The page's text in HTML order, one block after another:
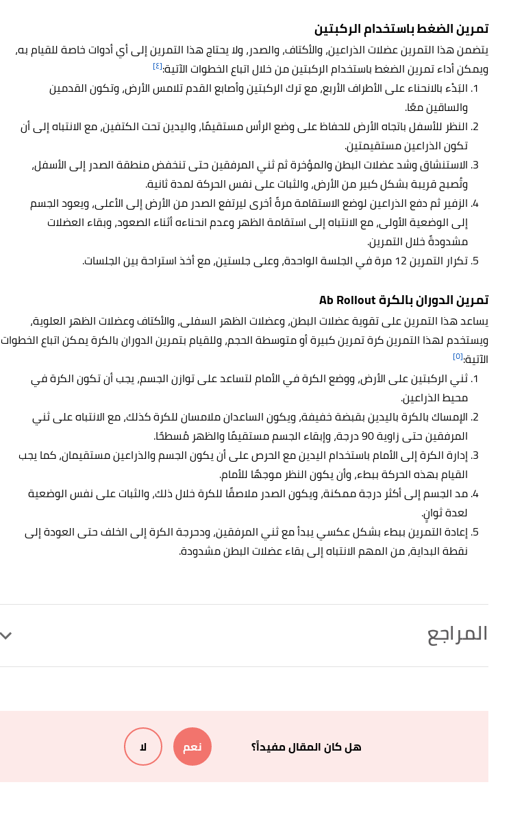
تمرين الضغط باستخدام الركبتين
يتضمن هذا التمرين عضلات الذراعين، والأكتاف، والصدر، ولا يحتاج هذا التمرين إلى أي أدوات خاصة للقيام به،
ويمكن أداء تمرين الضغط باستخدام الركبتين من خلال اتباع الخطوات الآتية:[٤]
البَدْء بالانحناء على الأطراف الأربع، مع ترك الركبتين وأصابع القدم تلامس الأرض، وتكون القدمين
والساقين معًا.
النظر للأسفل باتجاه الأرض للحفاظ على وضع الرأس مستقيمًا، واليدين تحت الكتفين، مع الانتباه إلى أن
تكون الذراعين مستقيمتين.
الاستنشاق وشد عضلات البطن والمؤخرة ثم ثني المرفقين حتى تنخفض منطقة الصدر إلى الأسفل،
وتُصبح قريبة بشكل كبير من الأرض، والثبات على نفس الحركة لمدة ثانية.
الزفير ثم دفع الذراعين لوضع الاستقامة مرةً أخرى ليرتفع الصدر من الأرض إلى الأعلى، ويعود الجسم
إلى الوضعية الأولى، مع الانتباه إلى استقامة الظهر وعدم انحناءه أثناء الصعود، وبقاء العضلات
مشدودةً خلال التمرين.
تكرار التمرين 12 مرة في الجلسة الواحدة، وعلى جلستين، مع أخذ استراحة بين الجلسات.
تمرين الدوران بالكرة Ab Rollout
يساعد هذا التمرين على تقوية عضلات البطن، وعضلات الظهر السفلى، والأكتاف وعضلات الظهر العلوية،
ويستخدم لهذا التمرين كرة تمرين كبيرة أو متوسطة الحجم، وللقيام بتمرين الدوران بالكرة يمكن اتباع الخطوات
الآتية:[٥]
ثني الركبتين على الأرض، ووضع الكرة في الأمام لتساعد على توازن الجسم، يجب أن تكون الكرة في
محيط الذراعين.
الإمساك بالكرة باليدين بقبضة خفيفة، ويكون الساعدان ملامسان للكرة كذلك، مع الانتباه على ثني
المرفقين حتى زاوية 90 درجة، وإبقاء الجسم مستقيمًا والظهر مُسطحًا.
إدارة الكرة إلى الأمام باستخدام اليدين مع الحرص على أن يكون الجسم والذراعين مستقيمان، كما يجب
القيام بهذه الحركة ببطء، وأن يكون النظر موجهًا للأمام.
مد الجسم إلى أكثر درجة ممكنة، ويكون الصدر ملاصقًا للكرة خلال ذلك، والثبات على نفس الوضعية
لعدة ثوانٍ.
إعادة التمرين ببطء بشكل عكسي يبدأ مع ثني المرفقين، ودحرجة الكرة إلى الخلف حتى العودة إلى
نقطة البداية، من المهم الانتباه إلى بقاء عضلات البطن مشدودة.
المراجع
Chris Freytag (5/2/2020), "10 Dumbbell Exercises That Burn Fat"
هل كان المقال مفيداً؟ نعم لا